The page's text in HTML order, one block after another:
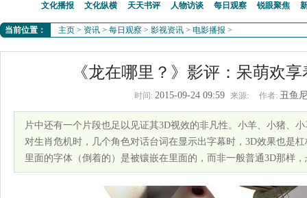
文化播报 文化纵横 天天书评 人物访谈 每日观察 锐眼聚焦
当前位置： 主页 > 资讯 > 每日观察 > 影视资讯 > 电影播报 >
《龙在哪里？》影评：呆萌欢
时间: 2015-09-24 09:59 来源: 作者: 丑鱼
片中还有一个片段也足以见证其3D视效的非凡性。小羊、小猪、
对生肖危机时，几个角色对话台词在显示出字幕时，3D效果也是
里面的字体（倒着的）是被镶嵌在里面的，而非一般普通3D那样，